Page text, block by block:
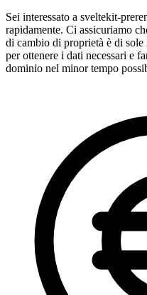
Sei interessato a sveltekit-
rapidamente. Ci assicuriamo
di cambio di proprietà è di
per ottenere i dati necessari e
dominio nel minor tempo